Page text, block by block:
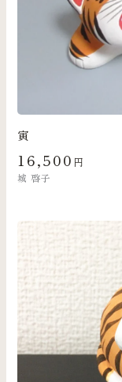
寅
16,500 円
城 啓子